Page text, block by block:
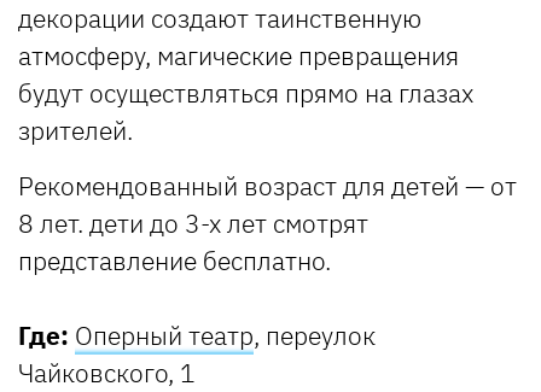
декорации создают таинственную
атмосферу, магические превращения
будут осуществляться прямо на глазах
зрителей.
Рекомендованный возраст для детей — от
8 лет. дети до 3-х лет смотрят
представление бесплатно.
Где: Оперный театр, переулок
Чайковского, 1